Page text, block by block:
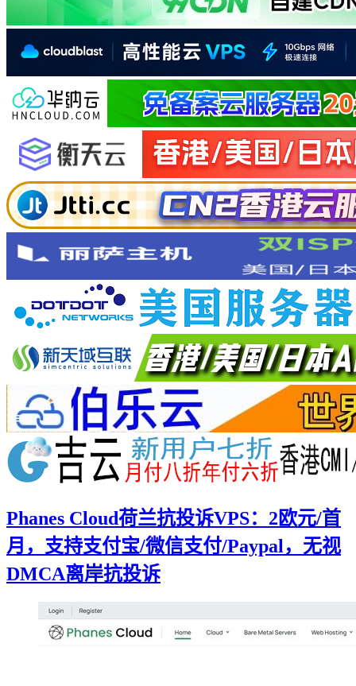
Phanes Cloud荷兰抗投诉VPS：2欧元/首
月，支持支付宝/微信支付/Paypal，无视
DMCA离岸抗投诉